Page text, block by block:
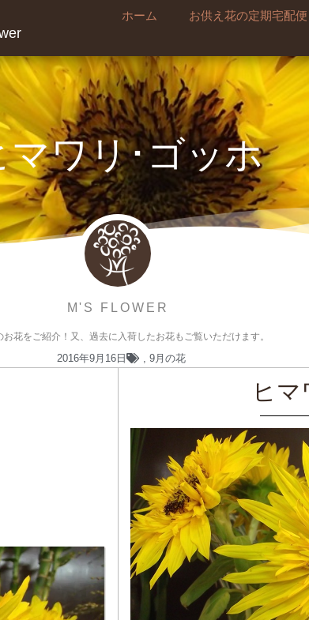
ホーム お供え花の定期宅配便
マワリ･ゴッホ
M'S FLOWER
お花をご紹介！又、過去に入荷したお花もご覧いただけます。
2016年9月16日 9月の花
ヒ